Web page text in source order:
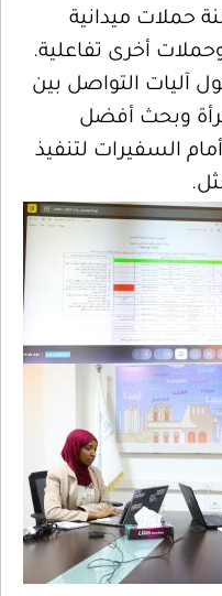
حملات ميدانية
أخرى تفاعلية.
آليات التواصل بين
وبحث أفضل
السفيرات لتنفيذ